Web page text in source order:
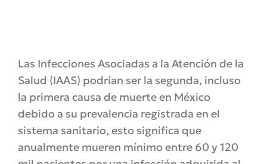
Las Infecciones Asociadas a la Atención de la
Salud (IAAS) podrían ser la segunda, incluso
la primera causa de muerte en México
debido a su prevalencia registrada en el
sistema sanitario, esto significa que
anualmente mueren mínimo entre 60 y 120